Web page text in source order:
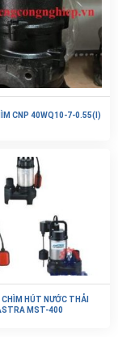
CNP 40WQ10-7-0.55(I)
CHÌM HÚT NƯỚC THẢI
MST-400